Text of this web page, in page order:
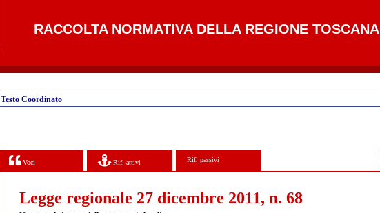
RACCOLTA NORMATIVA DELLA REGIONE TOSCANA
Testo Coordinato
Voci Rif. attivi Rif. passivi
Legge regionale 27 dicembre 2011, n. 68